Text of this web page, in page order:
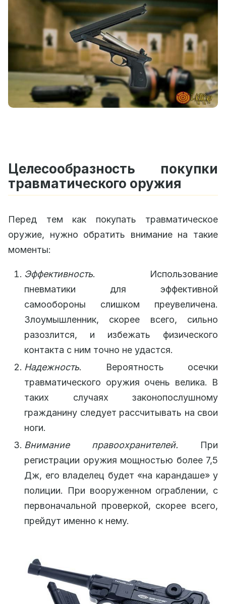
Целесообразность покупки
травматического оружия
Перед тем как покупать травматическое
оружие, нужно обратить внимание на такие
моменты:
Эффективность. Использование
пневматики для эффективной
самообороны слишком преувеличена.
Злоумышленник, скорее всего, сильно
разозлится, и избежать физического
контакта с ним точно не удастся.
Надежность. Вероятность осечки
травматического оружия очень велика. В
таких случаях законопослушному
гражданину следует рассчитывать на свои
ноги.
Внимание правоохранителей. При
регистрации оружия мощностью более 7,5
Дж, его владелец будет «на карандаше» у
полиции. При вооруженном ограблении, с
первоначальной проверкой, скорее всего,
прейдут именно к нему.